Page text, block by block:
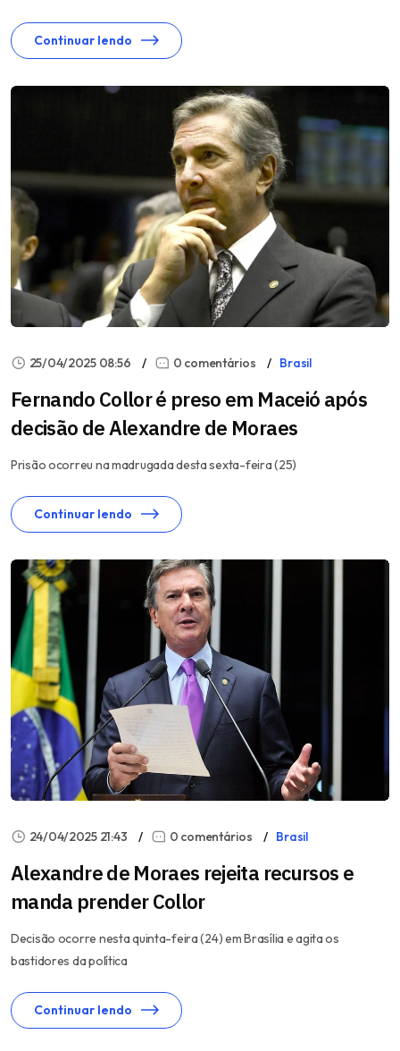
Continuar lendo
25/04/2025 08:56 0 comentários Brasil
Fernando Collor é preso em Maceió após
decisão de Alexandre de Moraes
Prisão ocorreu na madrugada desta sexta-feira (25)
Continuar lendo
24/04/2025 21:43 0 comentários Brasil
Alexandre de Moraes rejeita recursos e
manda prender Collor
Decisão ocorre nesta quinta-feira (24) em Brasília e agita os
bastidores da política
Continuar lendo